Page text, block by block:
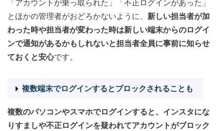
「アカウントが乗っ取られた」「不正ログインがあった」
とほかの管理者がおどろかないように、 新しい担当者が加
わった時や担当者が変わった時は新しい端末からのログイ
ンで通知があるかもしれないと担当者全員に事前に知らせ
ておくと安心です。
複数端末でログインするとブロックされることも
複数のパソコンやスマホでログインすると、インスタにな
りすましや不正ログインを疑われてアカウントがブロック